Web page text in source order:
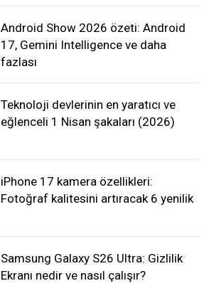
Android Show 2026 özeti: Android
17, Gemini Intelligence ve daha
fazlası
Teknoloji devlerinin en yaratıcı ve
eğlenceli 1 Nisan şakaları (2026)
iPhone 17 kamera özellikleri:
Fotoğraf kalitesini artıracak 6 yenilik
Samsung Galaxy S26 Ultra: Gizlilik
Ekranı nedir ve nasıl çalışır?